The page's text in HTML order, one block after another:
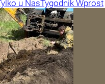
u NasTygodnik Wprost